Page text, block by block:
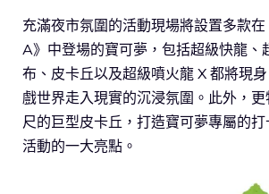
充滿夜市氛圍的活動現場將設置多款
A》中登場的寶可夢，包括超級快龍、
布、皮卡丘以及超級噴火龍 X 都將現
戲世界走入現實的沉浸氛圍。此外，
尺的巨型皮卡丘，打造寶可夢專屬的
活動的一大亮點。